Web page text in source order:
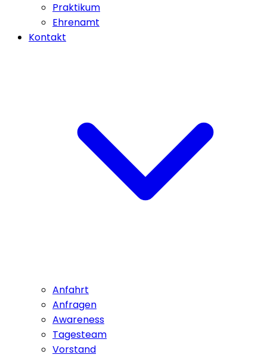
Praktikum
Ehrenamt
Kontakt
Anfahrt
Anfragen
Awareness
Tagesteam
Vorstand